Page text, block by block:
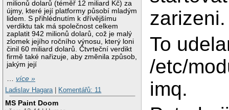
milionů dolarů (téměř 12 miliard Kč) za
újmy, které její platformy působí mladým
lidem. S přihlédnutím k dřívějšímu
verdiktu tak má společnost celkem
zaplatit 942 milionů dolarů, což je malý
zlomek jejího ročního výnosu, který loni
činil 60 miliard dolarů. Čtvrteční verdikt
firmě také nařizuje, aby změnila způsob,
jakým její
…více »
Ladislav Hagara
Komentářů: 11
MS Paint Doom
zarizeni.
To
/etc/
imq.